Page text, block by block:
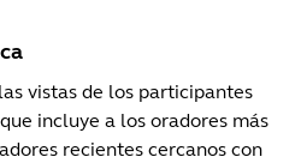
vistas de los participantes
incluye a los oradores más
recientes cercanos con